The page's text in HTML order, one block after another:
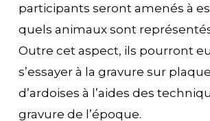
participants seront amenés à
quels animaux sont
Outre cet aspect, ils pourront
s’essayer à la gravure sur
d’ardoises à l’aides des
gravure de l’époque.